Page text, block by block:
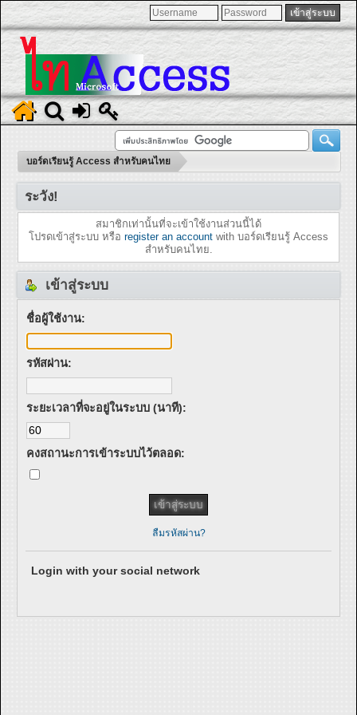
บอร์ดเรียนรู้ Access สำหรับคนไทย
ระวัง!
สมาชิกเท่านั้นที่จะเข้าใช้งานส่วนนี้ได้
โปรดเข้าสู่ระบบ หรือ register an account with บอร์ดเรียนรู้ Access
สำหรับคนไทย.
เข้าสู่ระบบ
ชื่อผู้ใช้งาน:
รหัสผ่าน:
ระยะเวลาที่จะอยู่ในระบบ (นาที):
คงสถานะการเข้าระบบไว้ตลอด:
ลืมรหัสผ่าน?
Login with your social network